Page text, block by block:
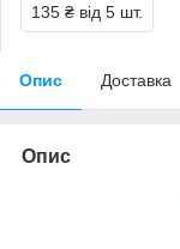
135 ₴ від 5 шт.
Опис Доставка
Опис